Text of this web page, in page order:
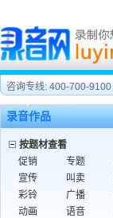
咨询专线: 400-700-9100
录音作品
按题材查看
促销
专题
宣传
叫卖
彩铃
广播
动画
语音